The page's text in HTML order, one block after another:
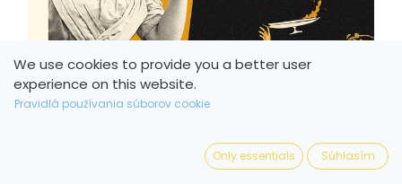
We use cookies to provide you a better user
experience on this website.
Pravidlá používania súborov cookie
Only essentials Súhlasím